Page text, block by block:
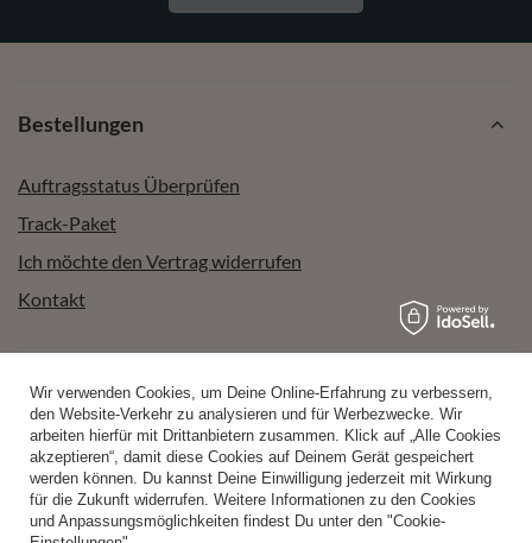
Bestellungen
Auftragsstatus Überprüfen
Track-Paket
Ich möchte den Vertrag widerrufen
Kontakt
Konto
Hilfe
Wir verwenden Cookies, um Deine Online-Erfahrung zu verbessern,
den Website-Verkehr zu analysieren und für Werbezwecke. Wir
arbeiten hierfür mit Drittanbietern zusammen. Klick auf „Alle Cookies
akzeptieren“, damit diese Cookies auf Deinem Gerät gespeichert
werden können. Du kannst Deine Einwilligung jederzeit mit Wirkung
für die Zukunft widerrufen. Weitere Informationen zu den Cookies
und Anpassungsmöglichkeiten findest Du unter den "Cookie-